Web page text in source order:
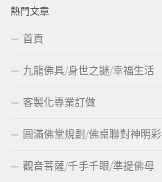
熱門文章
首頁
九龍佛具/身世之謎/幸福生活
客製化專業訂做
圓滿佛堂規劃/佛桌聯對神明彩
觀音菩薩/千手千眼/準提佛母